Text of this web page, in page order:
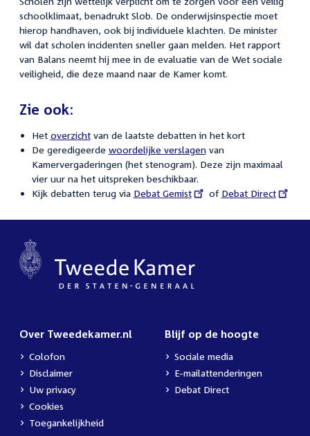
schoolklimaat, benadrukt Slob. De onderwijsinspectie moet
hierop handhaven, ook bij individuele klachten. De minister
wil dat scholen incidenten sneller gaan melden. Het rapport
van Balans neemt hij mee in de evaluatie van de Wet sociale
veiligheid, die deze maand naar de Kamer komt.
Zie ook:
Het overzichtvan de laatste debatten in het kort
De geredigeerde woordelijke verslagenvan
Kamervergaderingen (het stenogram). Deze zijn maximaal
vier uur na het uitspreken beschikbaar.
Kijk debatten terug via External
Debat Gemist of External
Debat Direct
Over Tweedekamer.nl
Colofon
Disclaimer
Uw privacy
Cookies
Toegankelijkheid
Blijf op de hoogte
Sociale media
E-mailattenderingen
Debat Direct